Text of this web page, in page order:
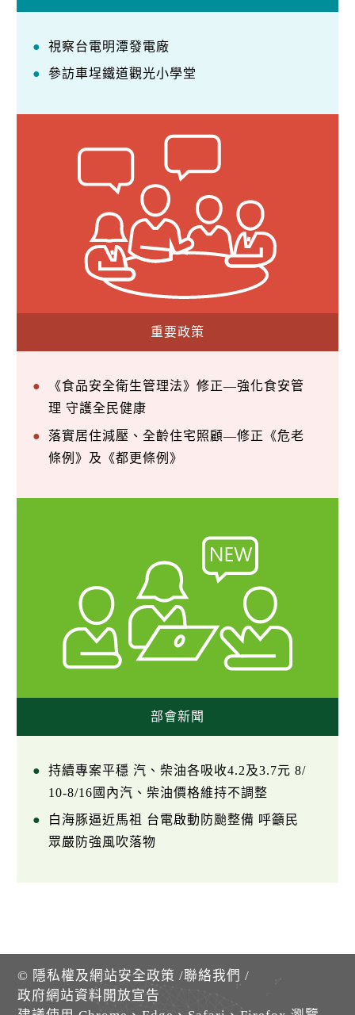
視察台電明潭發電廠
參訪車埕鐵道觀光小學堂
重要政策
《食品安全衛生管理法》修正—強化食安管
理 守護全民健康
落實居住減壓、全齡住宅照顧—修正《危老
條例》及《都更條例》
部會新聞
持續專案平穩 汽、柴油各吸收4.2及3.7元 8/
10-8/16國內汽、柴油價格維持不調整
白海豚逼近馬祖 台電啟動防颱整備 呼籲民
眾嚴防強風吹落物
© 隱私權及網站安全政策 /聯絡我們 /
政府網站資料開放宣告